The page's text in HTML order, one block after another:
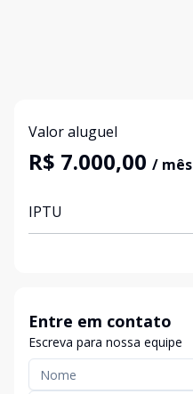
Valor aluguel
R$ 7.000,00 / mês
IPTU
Entre em contato
Escreva para nossa equipe